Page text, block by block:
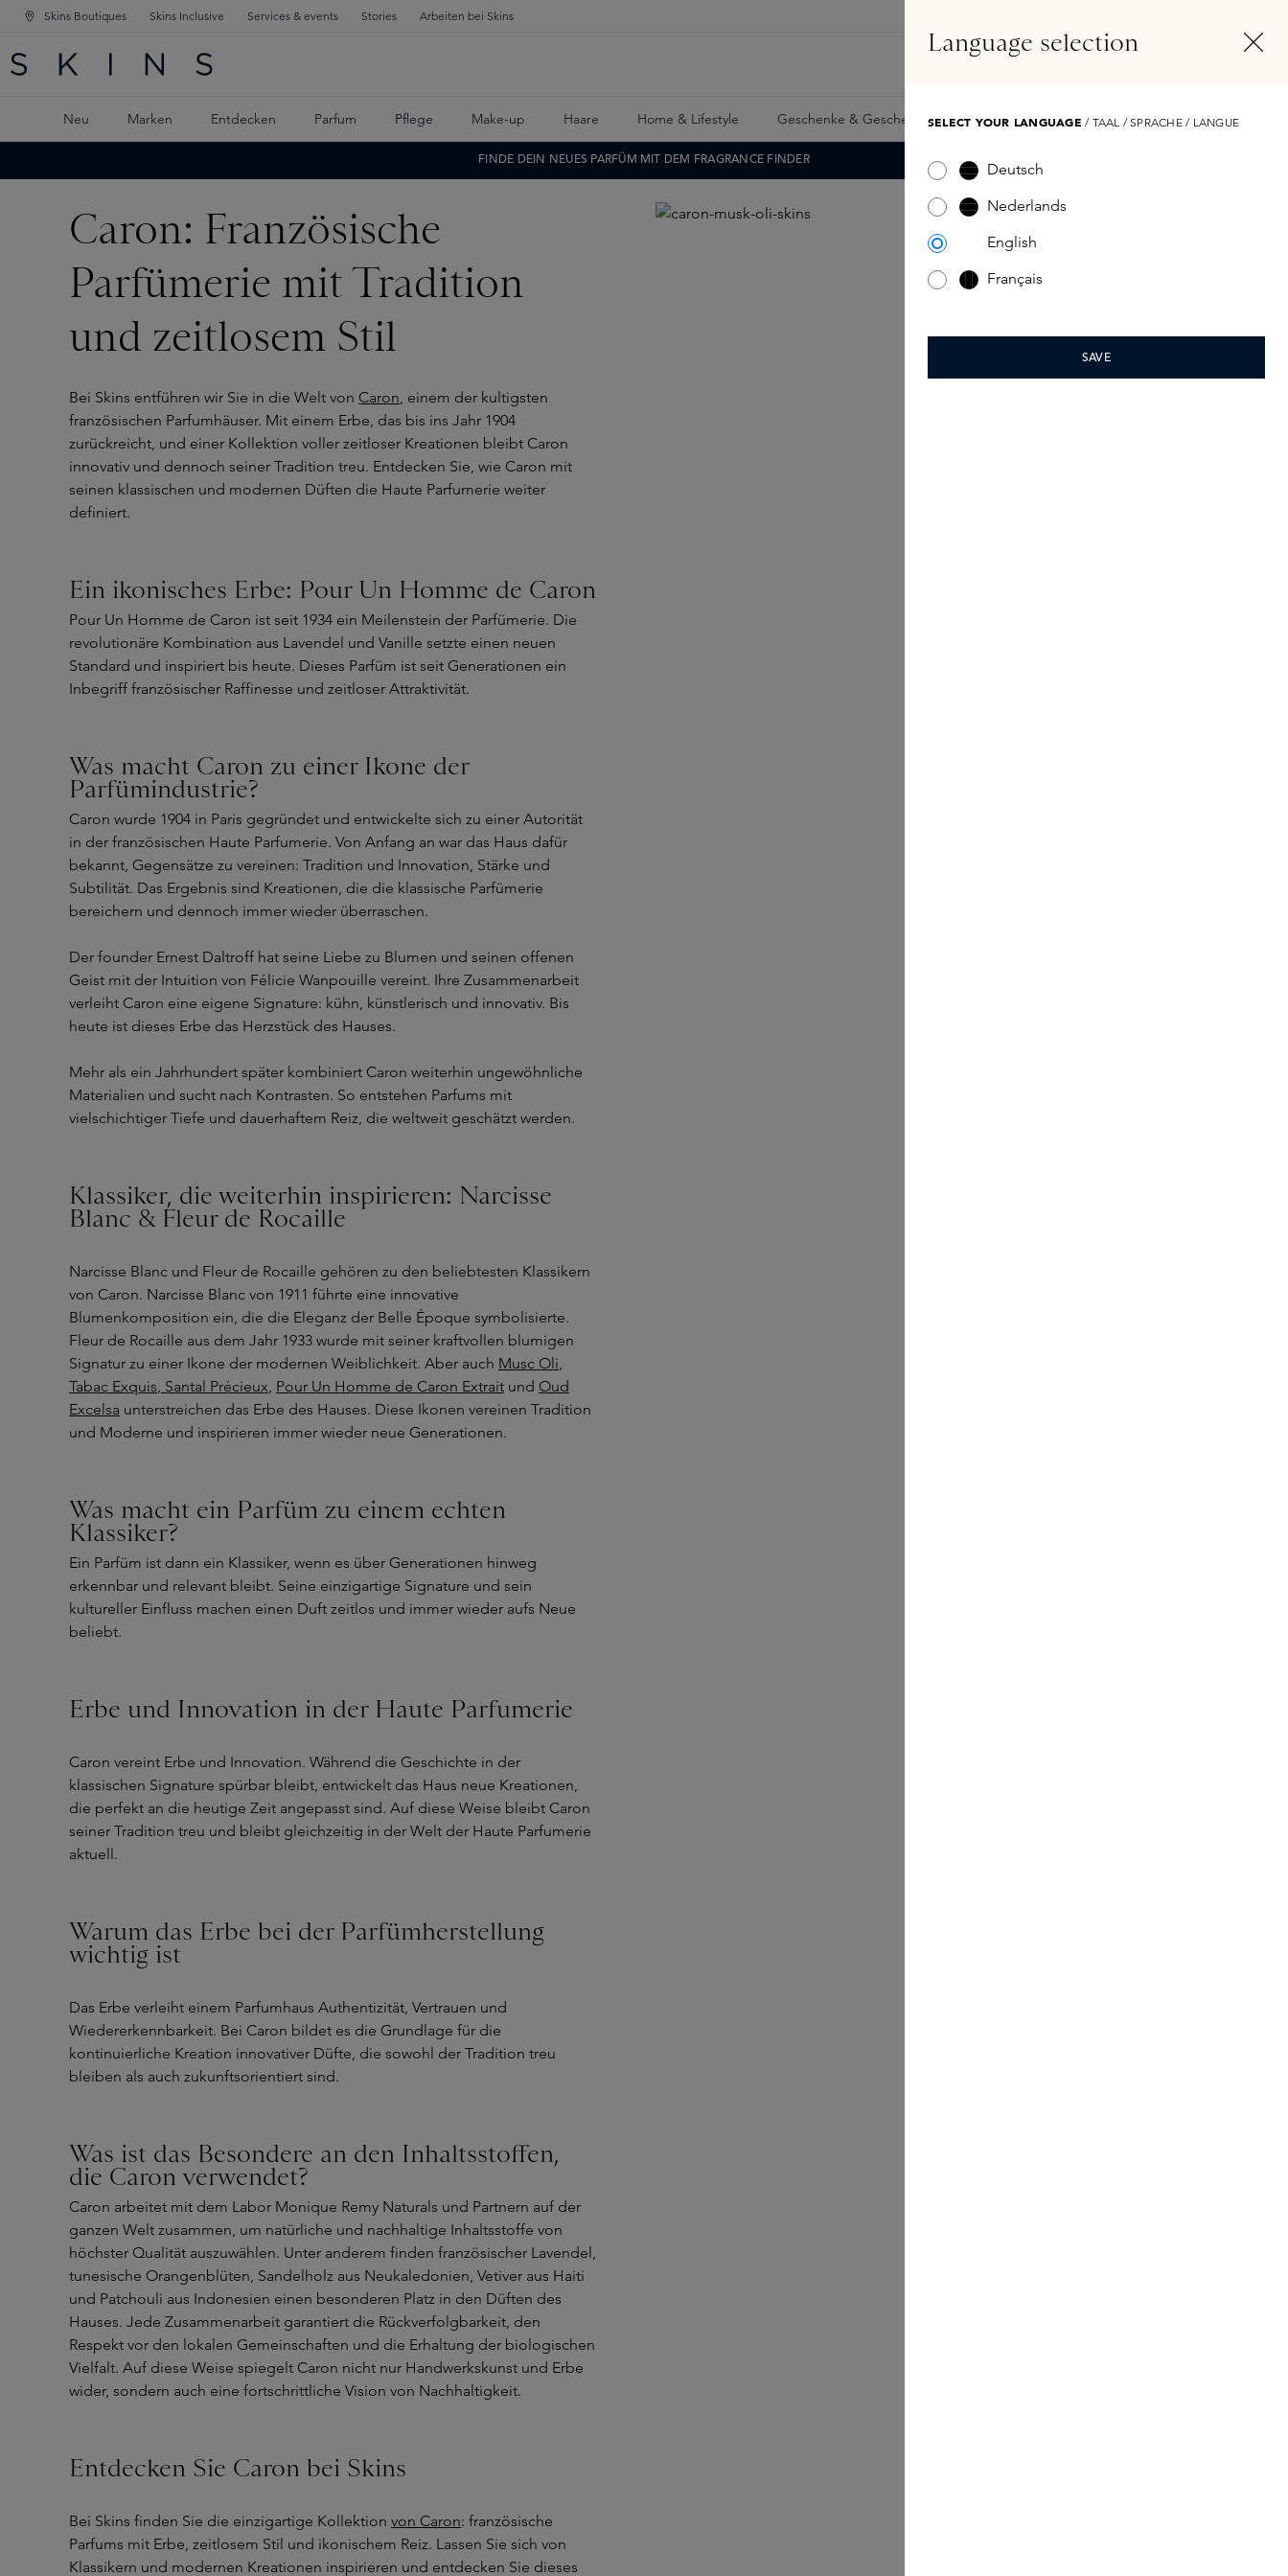
SPRINGEN
SPRINGEN
Skins Boutiques Skins Inclusive Services & events Stories Arbeiten bei Skins
Neu Marken Entdecken Parfum Pflege Make-up Haare Home & Lifestyle Geschenke & Geschenkkarte Samples Skins Exclusives Skins Boxen
FINDE DEIN NEUES PARFÜM MIT DEM FRAGRANCE FINDER
Caron: Französische
Parfümerie mit Tradition
und zeitlosem Stil
Bei Skins entführen wir Sie in die Welt von Caron, einem der kultigsten
französischen Parfumhäuser. Mit einem Erbe, das bis ins Jahr 1904
zurückreicht, und einer Kollektion voller zeitloser Kreationen bleibt Caron
innovativ und dennoch seiner Tradition treu. Entdecken Sie, wie Caron mit
seinen klassischen und modernen Düften die Haute Parfumerie weiter
definiert.
Ein ikonisches Erbe: Pour Un Homme de Caron
Pour Un Homme de Caron ist seit 1934 ein Meilenstein der Parfümerie. Die
revolutionäre Kombination aus Lavendel und Vanille setzte einen neuen
Standard und inspiriert bis heute. Dieses Parfüm ist seit Generationen ein
Inbegriff französischer Raffinesse und zeitloser Attraktivität.
Was macht Caron zu einer Ikone der
Parfümindustrie?
Caron wurde 1904 in Paris gegründet und entwickelte sich zu einer Autorität
in der französischen Haute Parfumerie. Von Anfang an war das Haus dafür
bekannt, Gegensätze zu vereinen: Tradition und Innovation, Stärke und
Subtilität. Das Ergebnis sind Kreationen, die die klassische Parfümerie
bereichern und dennoch immer wieder überraschen.
Der founder Ernest Daltroff hat seine Liebe zu Blumen und seinen offenen
Geist mit der Intuition von Félicie Wanpouille vereint. Ihre Zusammenarbeit
verleiht Caron eine eigene Signature: kühn, künstlerisch und innovativ. Bis
heute ist dieses Erbe das Herzstück des Hauses.
Mehr als ein Jahrhundert später kombiniert Caron weiterhin ungewöhnliche
Materialien und sucht nach Kontrasten. So entstehen Parfums mit
vielschichtiger Tiefe und dauerhaftem Reiz, die weltweit geschätzt werden.
Klassiker, die weiterhin inspirieren: Narcisse
Blanc & Fleur de Rocaille
Narcisse Blanc und Fleur de Rocaille gehören zu den beliebtesten Klassikern
von Caron. Narcisse Blanc von 1911 führte eine innovative
Blumenkomposition ein, die die Eleganz der Belle Époque symbolisierte.
Fleur de Rocaille aus dem Jahr 1933 wurde mit seiner kraftvollen blumigen
Signatur zu einer Ikone der modernen Weiblichkeit. Aber auch Musc Oli,
Tabac Exquis, Santal Précieux, Pour Un Homme de Caron Extrait und Oud
Excelsa unterstreichen das Erbe des Hauses. Diese Ikonen vereinen Tradition
und Moderne und inspirieren immer wieder neue Generationen.
Was macht ein Parfüm zu einem echten
Klassiker?
Ein Parfüm ist dann ein Klassiker, wenn es über Generationen hinweg
erkennbar und relevant bleibt. Seine einzigartige Signature und sein
kultureller Einfluss machen einen Duft zeitlos und immer wieder aufs Neue
beliebt.
Erbe und Innovation in der Haute Parfumerie
Caron vereint Erbe und Innovation. Während die Geschichte in der
klassischen Signature spürbar bleibt, entwickelt das Haus neue Kreationen,
die perfekt an die heutige Zeit angepasst sind. Auf diese Weise bleibt Caron
seiner Tradition treu und bleibt gleichzeitig in der Welt der Haute Parfumerie
aktuell.
Warum das Erbe bei der Parfümherstellung
wichtig ist
Das Erbe verleiht einem Parfumhaus Authentizität, Vertrauen und
Wiedererkennbarkeit. Bei Caron bildet es die Grundlage für die
kontinuierliche Kreation innovativer Düfte, die sowohl der Tradition treu
bleiben als auch zukunftsorientiert sind.
Was ist das Besondere an den Inhaltsstoffen,
die Caron verwendet?
Caron arbeitet mit dem Labor Monique Remy Naturals und Partnern auf der
ganzen Welt zusammen, um natürliche und nachhaltige Inhaltsstoffe von
höchster Qualität auszuwählen. Unter anderem finden französischer Lavendel,
tunesische Orangenblüten, Sandelholz aus Neukaledonien, Vetiver aus Haiti
und Patchouli aus Indonesien einen besonderen Platz in den Düften des
Hauses. Jede Zusammenarbeit garantiert die Rückverfolgbarkeit, den
Respekt vor den lokalen Gemeinschaften und die Erhaltung der biologischen
Vielfalt. Auf diese Weise spiegelt Caron nicht nur Handwerkskunst und Erbe
wider, sondern auch eine fortschrittliche Vision von Nachhaltigkeit.
Entdecken Sie Caron bei Skins
Bei Skins finden Sie die einzigartige Kollektion von Caron: französische
Parfums mit Erbe, zeitlosem Stil und ikonischem Reiz. Lassen Sie sich von
Klassikern und modernen Kreationen inspirieren und entdecken Sie dieses
Language selection
SELECT YOUR LANGUAGE / TAAL / SPRACHE / LANGUE
Deutsch
Nederlands
English
Français
SAVE